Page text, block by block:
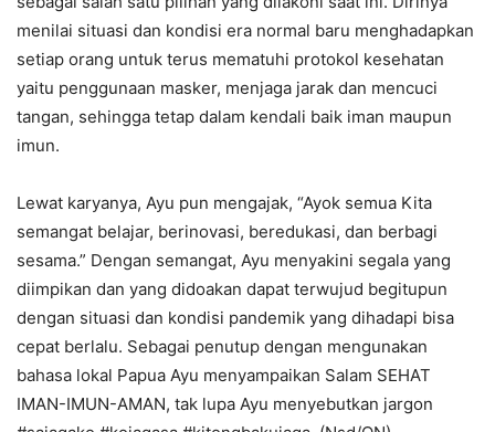
menilai situasi dan kondisi era normal baru menghadapkan
setiap orang untuk terus mematuhi protokol kesehatan
yaitu penggunaan masker, menjaga jarak dan mencuci
tangan, sehingga tetap dalam kendali baik iman maupun
imun.
Lewat karyanya, Ayu pun mengajak, “Ayok semua Kita
semangat belajar, berinovasi, beredukasi, dan berbagi
sesama.” Dengan semangat, Ayu menyakini segala yang
diimpikan dan yang didoakan dapat terwujud begitupun
dengan situasi dan kondisi pandemik yang dihadapi bisa
cepat berlalu. Sebagai penutup dengan mengunakan
bahasa lokal Papua Ayu menyampaikan Salam SEHAT
IMAN-IMUN-AMAN, tak lupa Ayu menyebutkan jargon